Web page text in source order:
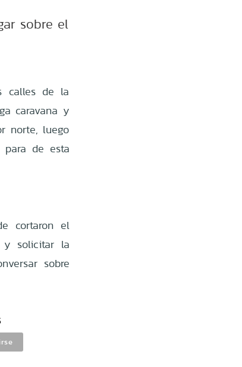
sobre el
calles de la
caravana y
norte, luego
de esta
cortaron el
y solicitar la
sobre